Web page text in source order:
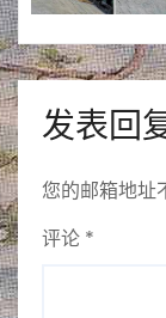
发表回
您的邮箱地址
评论 *